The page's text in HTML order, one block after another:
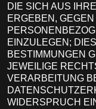
DIE SICH AUS
ERGEBEN,
EINZULEGEN;
BESTIMMUNGEN
JEWEILIGE
VERARBEITUNG
WIDERSPRUCH